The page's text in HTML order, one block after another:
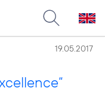
19.05.2017